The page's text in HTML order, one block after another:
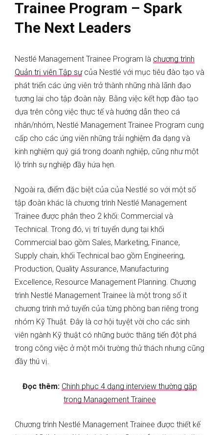
Trainee Program – Spark
The Next Leaders
Nestlé Management Trainee Program là chương trình
Quản trị viên Tập sựcủa Nestlé với mục tiêu đào tạo và
phát triển các ứng viên trở thành những nhà lãnh đạo
tương lai cho tập đoàn này. Bằng việc kết hợp đào tạo
dựa trên công việc thực tế và hướng dẫn theo cá
nhân/nhóm, Nestlé Management Trainee Program cung
cấp cho các ứng viên những trải nghiệm đa dạng và
kinh nghiệm quý giá trong doanh nghiệp, cũng như một
lộ trình sự nghiệp đầy hứa hẹn.
Ngoài ra, điểm đặc biệt của của Nestlé so với một số
tập đoàn khác là chương trình Nestlé Management
Trainee được phân theo 2 khối: Commercial và
Technical. Trong đó, vị trí tuyển dụng tại khối
Commercial bao gồm Sales, Marketing, Finance,
Supply chain, khối Technical bao gồm Engineering,
Production, Quality Assurance, Manufacturing
Excellence, Resource Management Planning. Chương
trình Nestlé Management Trainee là một trong số ít
chương trình mở tuyển của từng phòng ban riêng trong
nhóm Kỹ Thuật. Đây là cơ hội tuyệt vời cho các sinh
viên ngành Kỹ thuật có những bước thăng tiến đột phá
trong công việc ở một môi trường thử thách nhưng cũng
đầy thú vị.
Đọc thêm: Chinh phục 4 dạng interview thường gặp
trong Management Trainee
Chương trình Nestlé Management Trainee được thiết kế